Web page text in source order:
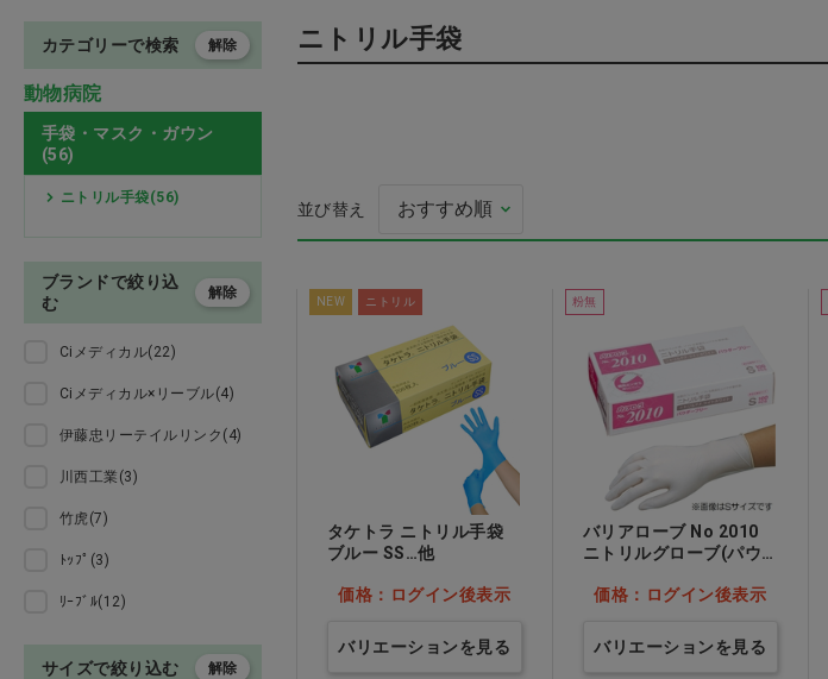
サプリメント
衛生材料
手袋・マスク・ガウン
検査・診察・処置
術後服・ペットカラー
消毒・滅菌
肝臓・腎臓用薬
動物用医薬品 おすすめアイテム
ニトリル手袋
並び替え
NEW ニトリル
タケトラ ニトリル手袋
ブルー SS…他
価格：ログイン後表示
バリエーションを見る
粉無
バリアローブ No 2010
ニトリルグローブ(パウ
価格：ログイン後表示
バリエーションを見る
カテゴリーで検索 解除
動物病院
手袋・マスク・ガウン
(56)
ニトリル手袋(56)
ブランドで絞り込
む
解除
Ciメディカル(22)
Ciメディカル×リーブル(4)
伊藤忠リーテイルリンク(4)
川西工業(3)
竹虎(7)
ﾄｯﾌﾟ(3)
ﾘｰﾌﾞﾙ(12)
サイズで絞り込む 解除